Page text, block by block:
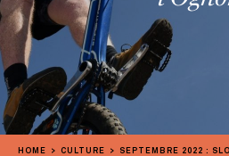
HOME CULTURE SEPTEMBRE 2022 :